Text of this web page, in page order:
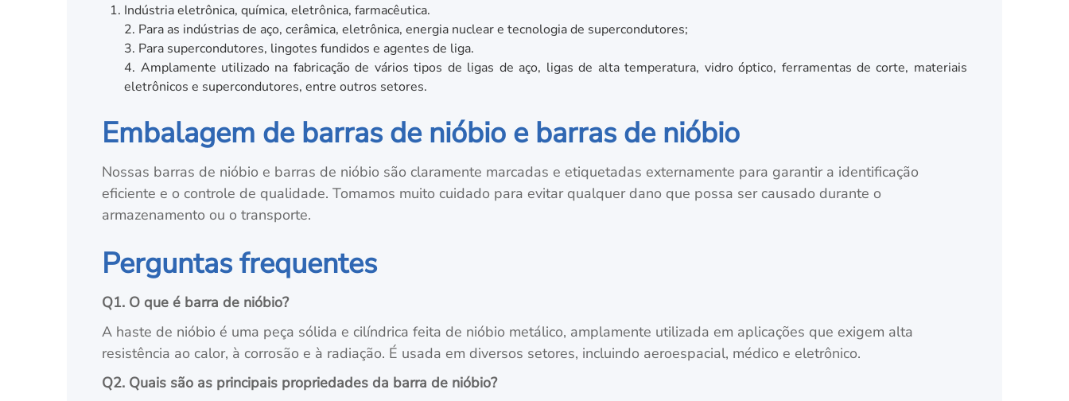
Indústria eletrônica, química, eletrônica, farmacêutica.
2. Para as indústrias de aço, cerâmica, eletrônica, energia nuclear e tecnologia de supercondutores;
3. Para supercondutores, lingotes fundidos e agentes de liga.
4. Amplamente utilizado na fabricação de vários tipos de ligas de aço, ligas de alta temperatura, vidro óptico, ferramentas de corte, materiais
eletrônicos e supercondutores, entre outros setores.
Embalagem de barras de nióbio e barras de nióbio
Nossas barras de nióbio e barras de nióbio são claramente marcadas e etiquetadas externamente para garantir a identificação
eficiente e o controle de qualidade. Tomamos muito cuidado para evitar qualquer dano que possa ser causado durante o
armazenamento ou o transporte.
Perguntas frequentes
Q1. O que é barra de nióbio?
A haste de nióbio é uma peça sólida e cilíndrica feita de nióbio metálico, amplamente utilizada em aplicações que exigem alta
resistência ao calor, à corrosão e à radiação. É usada em diversos setores, incluindo aeroespacial, médico e eletrônico.
Q2. Quais são as principais propriedades da barra de nióbio?